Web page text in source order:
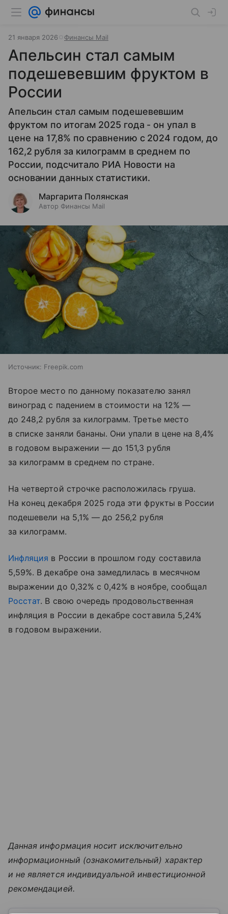
21 января 2026 Финансы Mail
Апельсин стал самым
подешевевшим фруктом в
России
Апельсин стал самым подешевевшим
фруктом по итогам 2025 года - он упал в
цене на 17,8% по сравнению с 2024 годом, до
162,2 рубля за килограмм в среднем по
России, подсчитало РИА Новости на
основании данных статистики.
Маргарита Полянская
Автор Финансы Mail
Источник: Freepik.com
Второе место по данному показателю занял
виноград с падением в стоимости на 12% —
до 248,2 рубля за килограмм. Третье место
в списке заняли бананы. Они упали в цене на 8,4%
в годовом выражении — до 151,3 рубля
за килограмм в среднем по стране.
На четвертой строчке расположилась груша.
На конец декабря 2025 года эти фрукты в России
подешевели на 5,1% — до 256,2 рубля
за килограмм.
Инфляция в России в прошлом году составила
5,59%. В декабре она замедлилась в месячном
выражении до 0,32% с 0,42% в ноябре, сообщал
Росстат. В свою очередь продовольственная
инфляция в России в декабре составила 5,24%
в годовом выражении.
Данная информация носит исключительно
информационный (ознакомительный) характер
и не является индивидуальной инвестиционной
рекомендацией.